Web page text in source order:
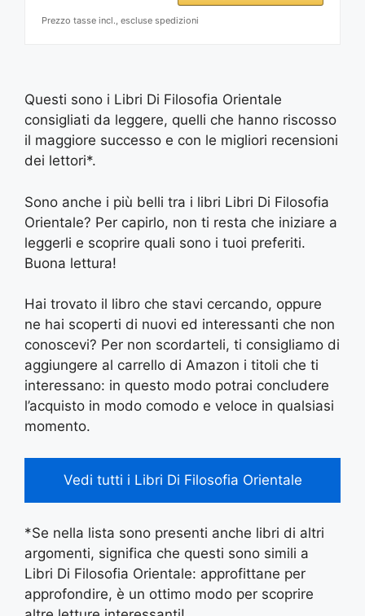
Prezzo tasse incl., escluse spedizioni
Questi sono i Libri Di Filosofia Orientale
consigliati da leggere, quelli che hanno riscosso
il maggiore successo e con le migliori recensioni
dei lettori*.
Sono anche i più belli tra i libri Libri Di Filosofia
Orientale? Per capirlo, non ti resta che iniziare a
leggerli e scoprire quali sono i tuoi preferiti.
Buona lettura!
Hai trovato il libro che stavi cercando, oppure
ne hai scoperti di nuovi ed interessanti che non
conoscevi? Per non scordarteli, ti consigliamo di
aggiungere al carrello di Amazon i titoli che ti
interessano: in questo modo potrai concludere
l’acquisto in modo comodo e veloce in qualsiasi
momento.
Vedi tutti i Libri Di Filosofia Orientale
*Se nella lista sono presenti anche libri di altri
argomenti, significa che questi sono simili a
Libri Di Filosofia Orientale: approfittane per
approfondire, è un ottimo modo per scoprire